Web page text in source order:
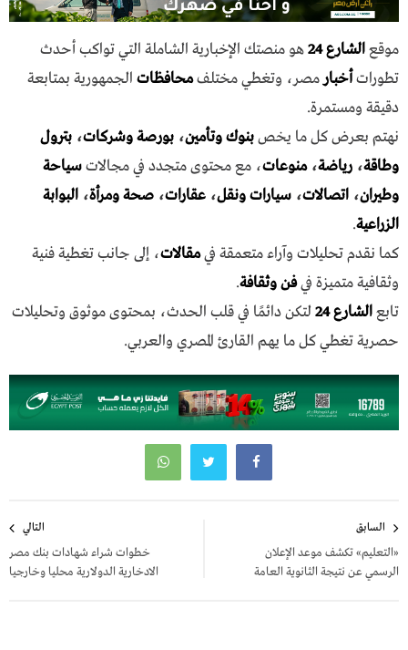
موقعالشارع 24
هو منصتك الإخبارية الشاملة التي تواكب أحدث
تطوراتأخبار مصر، وتغطي مختلفمحافظات الجمهورية بمتابعة
دقيقة ومستمرة.
نهتم بعرض كل ما يخصبنوك وتأمين، بورصة وشركات، بترول
وطاقة، رياضة،منوعات، مع محتوى متجدد في مجالاتسياحة
وطيران، اتصالات، سيارات ونقل، عقارات، صحة ومرأة، البوابة
الزراعية.
كما نقدم تحليلات وآراء متعمقة فيمقالات، إلى جانب تغطية فنية
وثقافية متميزة فيفن وثقافة.
تابعالشارع 24
لتكن دائمًا في قلب الحدث، بمحتوى موثوق وتحليلات
حصرية تغطي كل ما يهم القارئ المصري والعربي.
المقالات
السابق
«التعليم» تكشف موعد الإعلان
الرسمي عن نتيجة الثانوية العامة
التالي
خطوات شراء شهادات بنك مصر
الادخارية الدولارية محليا وخارجيا